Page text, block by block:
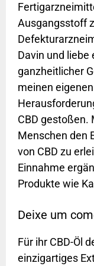
Ausgangsstoff
Davin und
ganzheitlicher
meinen
CBD gestoßen.
Menschen den
von CBD zu
Einnahme
Produkte wie
Deixe um
Für ihr CBD-Öl
einzigartiges